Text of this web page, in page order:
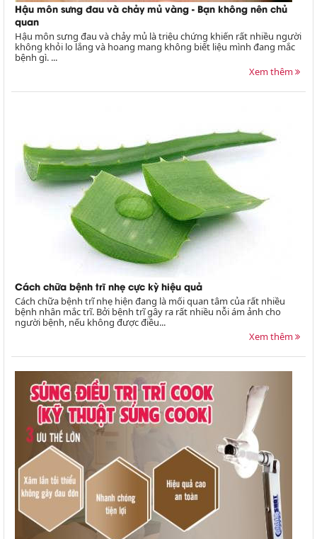
Hậu môn sưng đau và chảy mủ vàng - Bạn không nên chủ
quan
Hậu môn sưng đau và chảy mủ là triệu chứng khiến rất nhiều người
không khỏi lo lắng và hoang mang không biết liệu mình đang mắc
bệnh gì. ...
Xem thêm
Cách chữa bệnh trĩ nhẹ cực kỳ hiệu quả
Cách chữa bệnh trĩ nhẹ hiện đang là mối quan tâm của rất nhiều
bệnh nhân mắc trĩ. Bởi bệnh trĩ gây ra rất nhiều nỗi ám ảnh cho
người bệnh, nếu không được điều...
Xem thêm